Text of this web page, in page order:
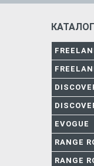
КАТАЛОГ
EVOGUE
RANGE
RANGE